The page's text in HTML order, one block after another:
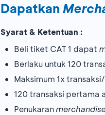
Dapatkan
Syarat & Ketentuan :
Beli tiket CAT 1 dapat
Berlaku untuk 120
Maksimum 1x
120 transaksi pertama
Penukaran